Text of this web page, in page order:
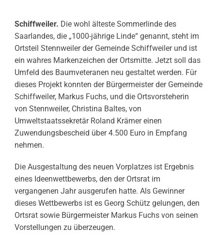
Schiffweiler. Die wohl älteste Sommerlinde des
Saarlandes, die „1000-jährige Linde“ genannt, steht im
Ortsteil Stennweiler der Gemeinde Schiffweiler und ist
ein wahres Markenzeichen der Ortsmitte. Jetzt soll das
Umfeld des Baumveteranen neu gestaltet werden. Für
dieses Projekt konnten der Bürgermeister der Gemeinde
Schiffweiler, Markus Fuchs, und die Ortsvorsteherin
von Stennweiler, Christina Baltes, von
Umweltstaatssekretär Roland Krämer einen
Zuwendungsbescheid über 4.500 Euro in Empfang
nehmen.
Die Ausgestaltung des neuen Vorplatzes ist Ergebnis
eines Ideenwettbewerbs, den der Ortsrat im
vergangenen Jahr ausgerufen hatte. Als Gewinner
dieses Wettbewerbs ist es Georg Schütz gelungen, den
Ortsrat sowie Bürgermeister Markus Fuchs von seinen
Vorstellungen zu überzeugen.